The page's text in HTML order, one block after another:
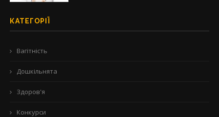
КАТЕГОРІЇ
Вагітність
Дошкільнята
Здоров'я
Конкурси